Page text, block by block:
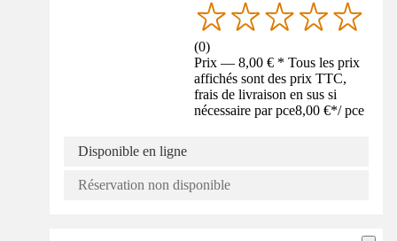
(0)
Prix — 8,00 € * Tous les prix
affichés sont des prix TTC,
frais de livraison en sus si
nécessaire par pce8,00 €*/ pce
Disponible en ligne
Réservation non disponible